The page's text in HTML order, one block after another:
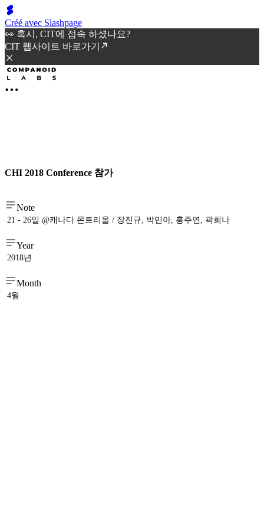
Créé avec Slashpage
👀 혹시, CIT에 접속 하셨나요?
CIT 웹사이트 바로가기
CHI 2018 Conference 참가
Note
21 - 26일 @캐나다 몬트리올 / 장진규, 박민아, 홍주연, 곽희나
Year
2018년
Month
4월